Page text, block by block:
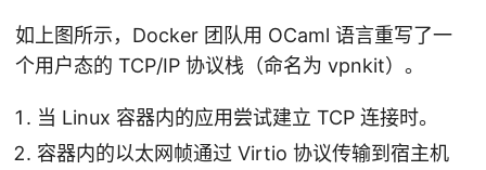
如上图所示，Docker 团队用 OCaml 语言重写了一
个用户态的 TCP/IP 协议栈（命名为 vpnkit）。
当 Linux 容器内的应用尝试建立 TCP 连接时。
容器内的以太网帧通过 Virtio 协议传输到宿主机